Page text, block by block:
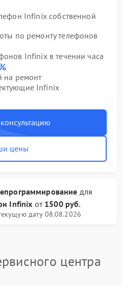
Infinix собственной
по ремонту телефонов
Infinix в течении часа
на ремонт
Infinix
цены
для
Infinix от 1500 руб.
дату 08.08.2026
центра